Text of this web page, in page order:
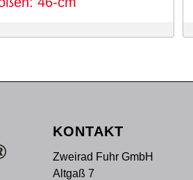
849 €
799 €.
KONTAKT
Zweirad Fuhr GmbH
Altgaß 7